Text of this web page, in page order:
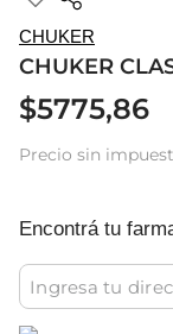
CHUKER
CHUKER
$5775,86
Precio sin
Encontrá tu